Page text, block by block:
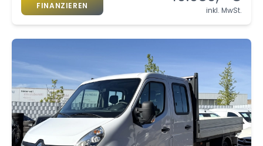
FINANZIEREN
inkl. MwSt.